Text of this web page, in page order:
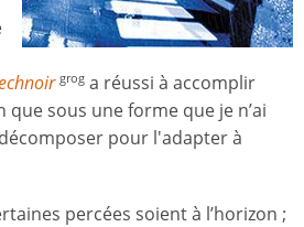
grog a réussi à accomplir
que sous une forme que je n’ai
pour l'adapter à
percées soient à l’horizon ;